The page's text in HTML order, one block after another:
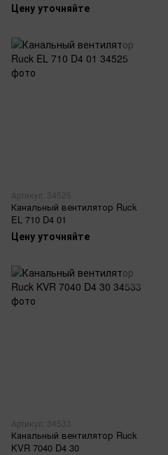
Цену уточняйте
Артикул: 34525
Канальный вентилятор Ruck
EL 710 D4 01
Цену уточняйте
Артикул: 34533
Канальный вентилятор Ruck
KVR 7040 D4 30